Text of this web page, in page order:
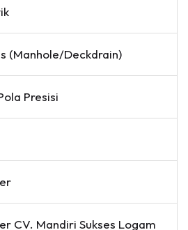
(Manhole/Deckdrain)
Presisi
CV. Mandiri Sukses Logam